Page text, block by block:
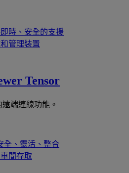
時、安全的支援
管理裝置
Tensor
端連線功能。
全、靈活、整合
間存取